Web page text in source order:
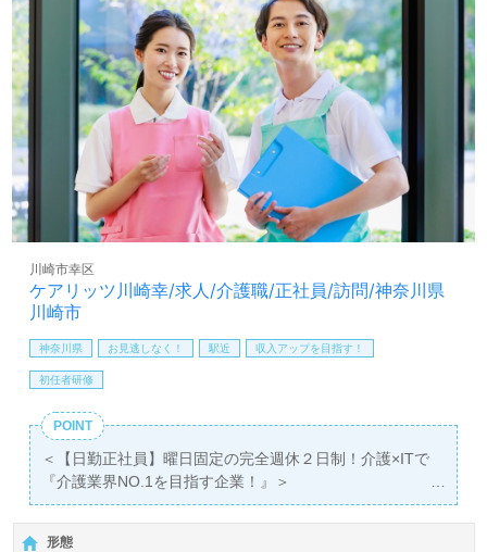
の調整、介護職員サポート業務）を中心にお願いします。
明るい職場環境、充実のOJT/各種研修プログラム、働く人
を大切にするカルチャー、職員様同士のチームワークもう
れしいポイント！『サービス提供責任者として専門性を高
めたい、今までの経験を活かして現場の今を支えたい』
『モチベーション高く働きたい、働きがいを感じながら仕
事をしたい』『施設形態や環境を変えて仕事をしたい』等
の方も大歓迎です！サービス展開エリアは神奈川区。募集
詳細等、担当コンサルタントよりご案内します。お問い合
わせも遠慮なくお願いします。
全国の求人ご紹介！医療/福祉業界の正社員/パート仕事探
しは【ウィルオブ介護】＊求人情報収集、将来的に検討の
方も遠慮なく＊
相談可能です。転職相談、求人紹介、年収交渉など完全無
料サービスをご利用いただけます。＜非公開求人も取扱い
せお待ちしております。
賞与 年2回（4月、10月）
給与改定 年1回（4月）
ケアリッツ川崎幸/求人/介護職/正社員/訪問/神奈川県
川崎市
川崎市幸区
神奈川県 お見逃しなく！ 駅近 収入アップを目指す！
初任者研修
POINT
＜【日勤正社員】曜日固定の完全週休２日制！介護×ITで
『介護業界NO.1を目指す企業！』＞
◎訪問介護/正社員募集◎
【月給 月給280,000円〜315,000円 /賞与2回】＊初任者研
形態